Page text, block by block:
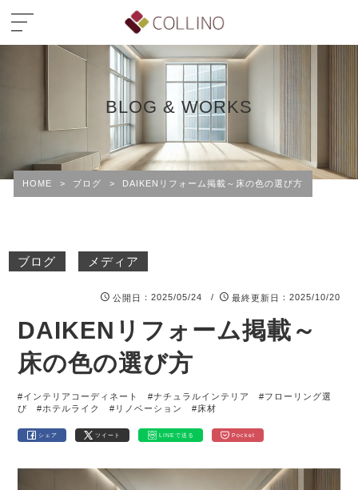
BLOG & WORKS
HOME > ブログ > DAIKENリフォーム掲載～床の色の選び方
ブログ メディア
公開日 ：2025/05/24 / 最終更新日 ：2025/10/20
DAIKENリフォーム掲載～
床の色の選び方
#インテリアコーディネート #ナチュラルインテリア
#フローリング選
び
#ホテルライク #リノベーション #床材
シェア ツイート LINEで送る Pocket